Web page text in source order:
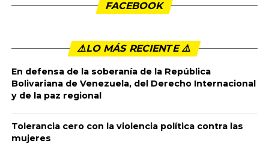
FACEBOOK
⚠️LO MÁS RECIENTE ⚠️️
En defensa de la soberanía de la República
Bolivariana de Venezuela, del Derecho Internacional
y de la paz regional
Tolerancia cero con la violencia política contra las
mujeres